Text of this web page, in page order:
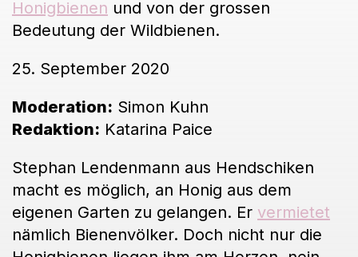
Honigbienen und von der grossen
Bedeutung der Wildbienen.
25. September 2020
Moderation: Simon Kuhn
Redaktion: Katarina Paice
Stephan Lendenmann aus Hendschiken
macht es möglich, an Honig aus dem
eigenen Garten zu gelangen. Er vermietet
nämlich Bienenvölker. Doch nicht nur die